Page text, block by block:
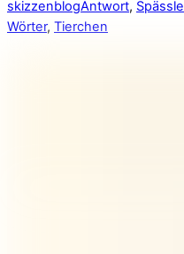
skizzenblogAntwort, Spässle
Wörter, Tierchen